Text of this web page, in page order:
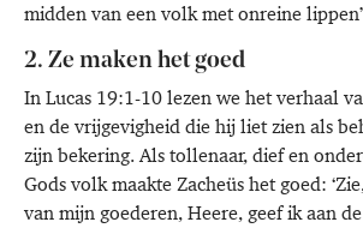
midden van een volk met onreine
2. Ze maken het goed
In Lucas 19:1-10 lezen we het verhaal
en de vrijgevigheid die hij liet zien als
zijn bekering. Als tollenaar, dief en
Gods volk maakte Zacheüs het goed:
van mijn goederen, Heere, geef ik aan